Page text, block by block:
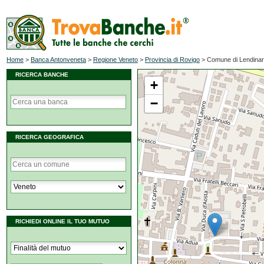
Home > Banca Antonveneta > Regione Veneto > Provincia di Rovigo > Comune di
RICERCA BANCHE
RICERCA GEOGRAFICA
RICHIEDI ONLINE IL TUO MUTUO
+
−